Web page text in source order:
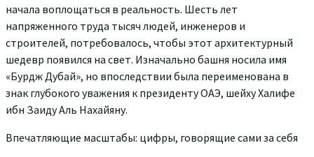
начала воплощаться в реальность. Шесть лет
напряженного труда тысяч людей, инженеров и
строителей, потребовалось, чтобы этот архитектурный
шедевр появился на свет. Изначально башня носила имя
«Бурдж Дубай», но впоследствии была переименована в
знак глубокого уважения к президенту ОАЭ, шейху Халифе
ибн Заиду Аль Нахайяну.
Впечатляющие масштабы: цифры, говорящие сами за себя